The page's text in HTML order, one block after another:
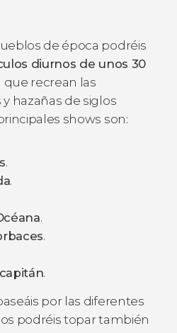
de época podréis
diurnos de unos 30
que recrean las
hazañas de siglos
shows son:
.
.
.
.
.
por las diferentes
podréis topar también